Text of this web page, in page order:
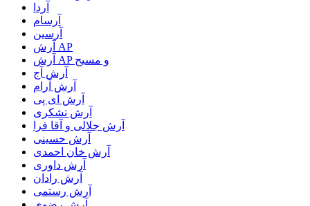
آردا
آرسام
آرسین
آرش AP
آرش AP و مسیح
آرش آج
آرش آرام
آرش ای پی
آرش تشکری
آرش جلالی و آقا فرا
آرش حسینی
آرش خان احمدی
آرش داوری
آرش رادان
آرش رستمى